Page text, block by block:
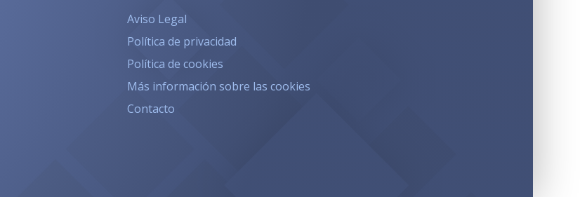
Aviso Legal
Política de privacidad
Política de cookies
Más información sobre las cookies
Contacto